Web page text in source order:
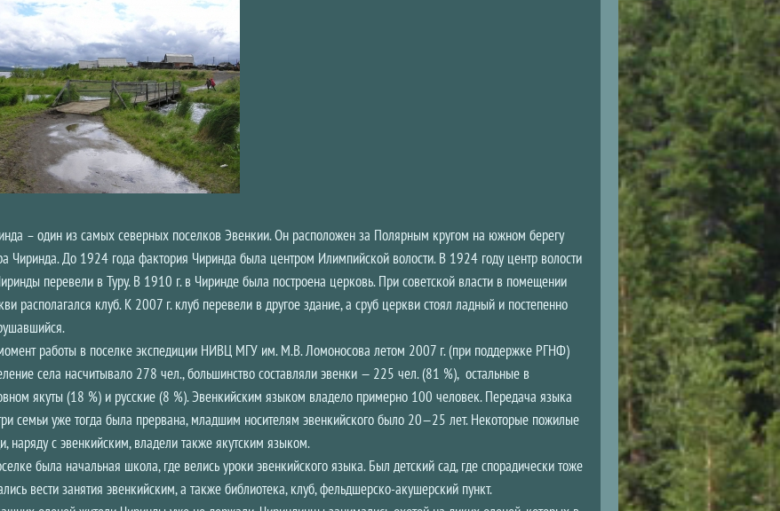
– один из самых северных поселков Эвенкии. Он расположен за Полярным кругом на южном берегу
Чиринда. До 1924 года фактория Чиринда была центром Илимпийской волости. В 1924 году центр волости
перевели в Туру. В 1910 г. в Чиринде была построена церковь. При советской власти в помещении
располагался клуб. К 2007 г. клуб перевели в другое здание, а сруб церкви стоял ладный и постепенно
работы в поселке экспедиции НИВЦ МГУ им. М.В. Ломоносова летом 2007 г. (при поддержке РГНФ)
села насчитывало 278 чел., большинство составляли эвенки — 225 чел. (81 %), остальные в
якуты (18 %) и русские (8 %). Эвенкийским языком владело примерно 100 человек. Передача языка
семьи уже тогда была прервана, младшим носителям эвенкийского было 20—25 лет. Некоторые пожилые
наряду с эвенкийским, владели также якутским языком.
была начальная школа, где велись уроки эвенкийского языка. Был детский сад, где спорадически тоже
вести занятия эвенкийским, а также библиотека, клуб, фельдшерско-акушерский пункт.